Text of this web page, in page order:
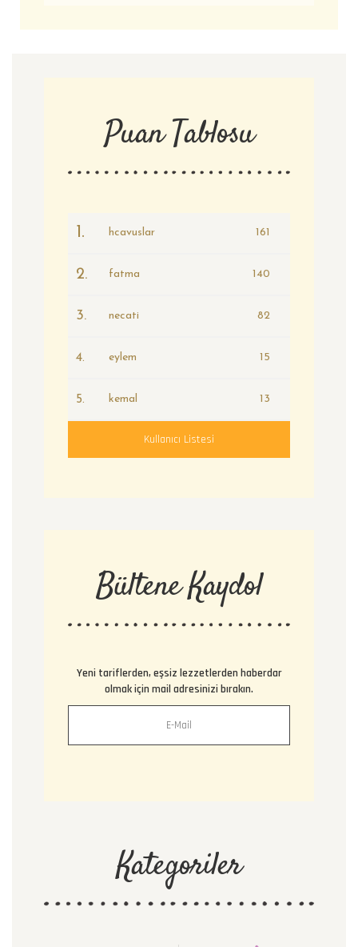
Puan Tablosu
1. hcavuslar 161
2. fatma 140
3. necati 82
4. eylem 15
5. kemal 13
Kullanıcı Listesi
Bültene Kaydol
Yeni tariflerden, eşsiz lezzetlerden haberdar
olmak için mail adresinizi bırakın.
Kategoriler